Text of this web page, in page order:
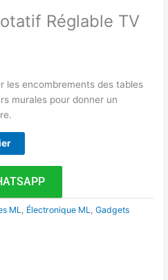
Réglable TV
les encombrements des tables
murales pour donner un
ML Électronique ML ,Gadgets